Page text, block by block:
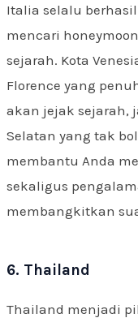
Italia selalu
mencari
sejarah. Kota
Florence yang
akan jejak sejarah,
Selatan yang tak
membantu Anda
sekaligus
membangkitkan
6. Thailand
Thailand menjadi